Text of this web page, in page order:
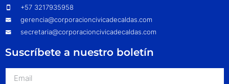
+57 3217935958
gerencia@corporacioncivicadecaldas.com
secretaria@corporacioncivicadecaldas.com
Suscríbete a nuestro boletín